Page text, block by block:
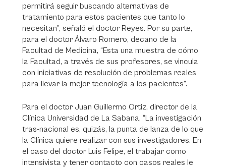
permitirá seguir buscando alternativas de
tratamiento para estos pacientes que tanto lo
necesitan”, señaló el doctor Reyes. Por su parte,
para el doctor Álvaro Romero, decano de la
Facultad de Medicina, “Esta una muestra de cómo
la Facultad, a través de sus profesores, se vincula
con iniciativas de resolución de problemas reales
para llevar la mejor tecnología a los pacientes”.
Para el doctor Juan Guillermo Ortiz, director de la
Clínica Universidad de La Sabana, “La investigación
tras-nacional es, quizás, la punta de lanza de lo que
la Clínica quiere realizar con sus investigadores. En
el caso del doctor Luis Felipe, el trabajar como
intensivista y tener contacto con casos reales le